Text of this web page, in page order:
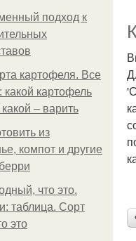
подход к
картофеля. Все
какой картофель
– варить
из
компот и другие
что это.
таблица. Сорт
это